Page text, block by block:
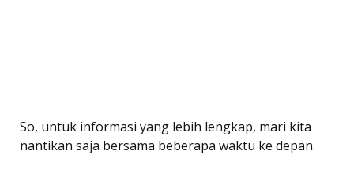
So, untuk informasi yang lebih lengkap, mari kita
nantikan saja bersama beberapa waktu ke depan.